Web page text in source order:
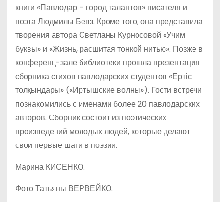
книги «Павлодар – город талантов» писателя и
поэта Людмилы Бевз. Кроме того, она представила
творения автора Светланы Курносовой «Учим
буквы» и «Жизнь, расшитая тонкой нитью». Позже в
конференц-зале библиотеки прошла презентация
сборника стихов павлодарских студентов «Ертіс
толқындары» («Иртышские волны»). Гости встречи
познакомились с именами более 20 павлодарских
авторов. Сборник состоит из поэтических
произведений молодых людей, которые делают
свои первые шаги в поэзии.
Марина КИСЕНКО.
Фото Татьяны ВЕРВЕЙКО.